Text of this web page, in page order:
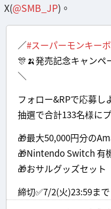
X(@SMB_JP)。
／#スーパーモンキー
🎊🍌発売記念キャンペ
＼
フォロー&RPで応募し
抽選で合計133名様に
🎁最大50,000円分の
🎁Nintendo Switch 有
🎁おサルグッズセット
締切✅7/2(火)23:59まで